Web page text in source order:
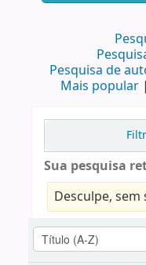
Pesquisa de
Mais popular
Sua pesquisa
Desculpe, sem